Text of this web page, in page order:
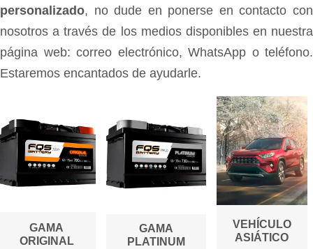
personalizado, no dude en ponerse en contacto con
nosotros a través de los medios disponibles en nuestra
página web: correo electrónico, WhatsApp o teléfono.
Estaremos encantados de ayudarle.
GAMA
ORIGINAL
GAMA
PLATINUM
VEHÍCULO
ASIÁTICO